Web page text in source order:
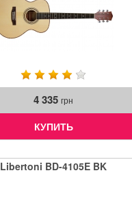
4 335 грн
КУПИТЬ
Libertoni BD-4105E BK